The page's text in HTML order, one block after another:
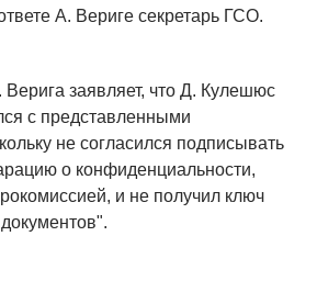
А. Вериге секретарь ГСО.
заявляет, что Д. Кулешюс
с представленными
не согласился подписывать
о конфиденциальности,
и не получил ключ